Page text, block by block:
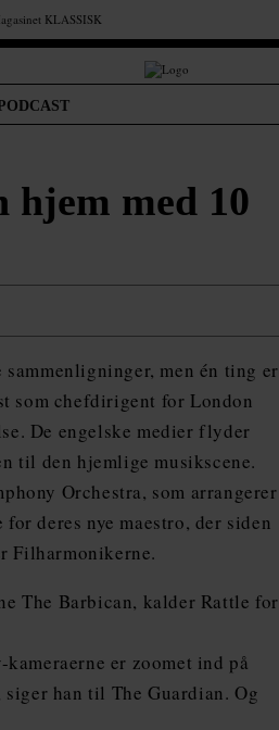
hjem med 10
men én ting er
som chefdirigent for London
De engelske medier flyder
til den hjemlige musikscene.
Orchestra, som arrangerer
deres nye maestro, der siden
Filharmonikerne.
The Barbican, kalder Rattle for
er zoomet ind på
han til The Guardian. Og